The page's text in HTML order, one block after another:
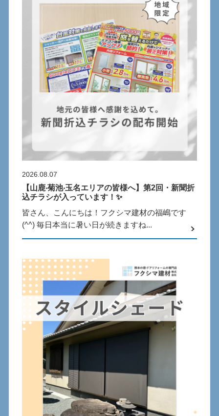
2026.08.07
【⼭⿅‧菊池‧⽟名エリアの皆様へ】第2回・新聞折
込チラシが⼊っています！✨
皆さん、こんにちは！フクシマ建材の福嶋です
(^^) 毎⽇本当に暑い⽇が続きますね...